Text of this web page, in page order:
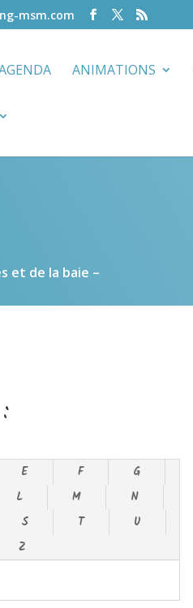
msm.com
ANIMATIONS
et de la baie –
E F
G
L M
N
S T
U
Z